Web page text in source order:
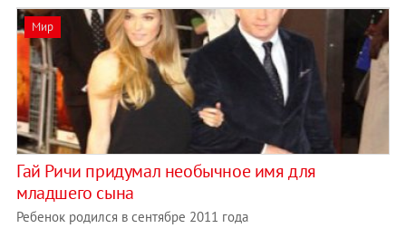
Мир
Гай Ричи придумал необычное имя для
младшего сына
Ребенок родился в сентябре 2011 года